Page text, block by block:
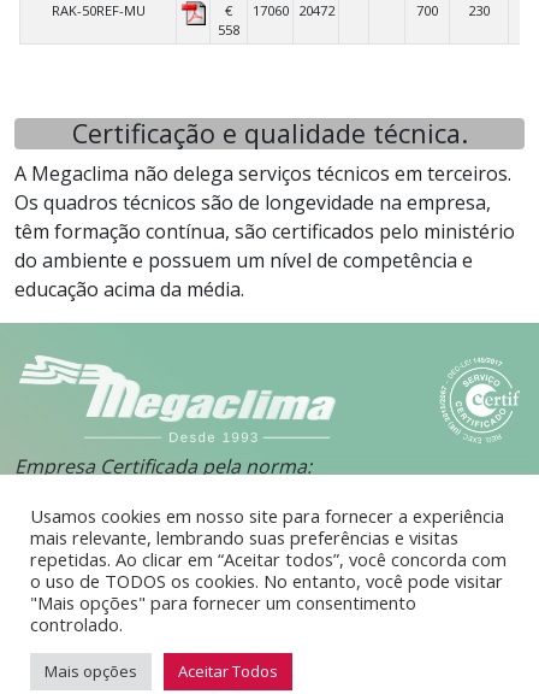
RAK-50REF-MU
€
558
17060 20472 700 230
Certificação e qualidade técnica.
A Megaclima não delega serviços técnicos em terceiros.
Os quadros técnicos são de longevidade na empresa,
têm formação contínua, são certificados pelo ministério
do ambiente e possuem um nível de competência e
educação acima da média.
Empresa Certificada pela norma:
Alvará 72316
©2026MEGACLIMA. Todos os direitos reservados.
Política de Privacidade.
MULTIMÉDIA
Usamos cookies em nosso site para fornecer a experiência
mais relevante, lembrando suas preferências e visitas
repetidas. Ao clicar em “Aceitar todos”, você concorda com
o uso de TODOS os cookies. No entanto, você pode visitar
"Mais opções" para fornecer um consentimento
controlado.
Mais opções Aceitar Todos